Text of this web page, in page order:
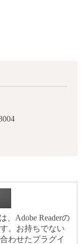
、Adobe Readerの
。お持ちでない
わせたプラグイ